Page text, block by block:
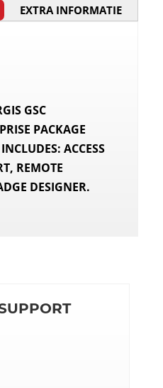
EXTRA INFORMATIE
GSC
PACKAGE
ACCESS
REMOTE
DESIGNER.